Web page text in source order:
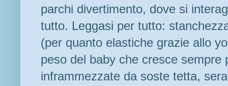
parchi divertimento, dove si
tutto. Leggasi per tutto:
(per quanto elastiche grazie allo
peso del baby che cresce sempre
inframmezzate da soste tetta,